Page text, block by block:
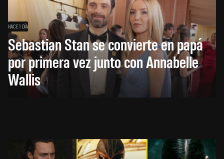
HACE 1 DÍA
Sebastian Stan se convierte en papá
por primera vez junto con Annabelle
Wallis